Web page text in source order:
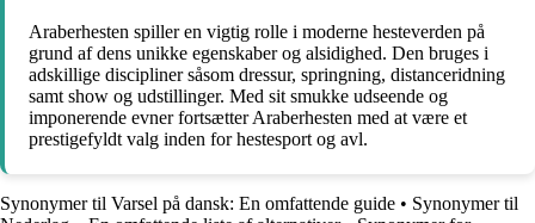
Araberhesten spiller en vigtig rolle i moderne hesteverden på
grund af dens unikke egenskaber og alsidighed. Den bruges i
adskillige discipliner såsom dressur, springning, distanceridning
samt show og udstillinger. Med sit smukke udseende og
imponerende evner fortsætter Araberhesten med at være et
prestigefyldt valg inden for hestesport og avl.
Synonymer til Varsel på dansk: En omfattende guide • Synonymer til